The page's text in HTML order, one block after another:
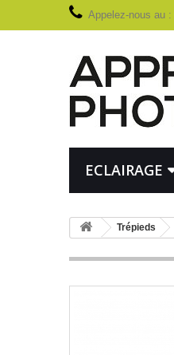
Appelez-nous au :
ECLAIRAGE
Trépieds